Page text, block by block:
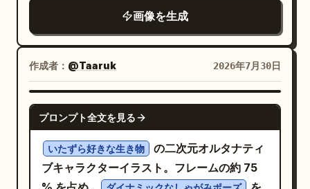
しを使用してください。 スタイル：洗練され
た日本の少女漫画／マンガ風のイラスト、柔
らかなグラデーション、繊細な線画、魅力的
なキャラクター描写、ほのかな赤らみ、温か
みのある室内照明、表情豊かな顔立ち、縦書
きの日本語吹き出し。セリフは読みやすく日
本語で記載し、絵コンテの元のテキストを可
能な限り使用してください。 制約事項：プレ
ースホルダーの枠や構成用のラベルは残さな
いでください。コマを勝手に追加しないでく
波打つような腹の音で「ぐぅ〜」、左側に白
い不規則な吹き出しで「小腹…すいた…」と
入れる。 2 コマ目：紫色の背景に、ハンサム
な悪魔の男性のバストアップ。非常に長い白
髪、青白い肌、黒い曲がった角、優雅で鋭い
目つき、唇に指を添えた挑発的な表情。黒い
シャツ、茶色のベスト、オレンジ色のネクタ
イまたはコードのアクセント、小さなオレン
ジ色のポケットチーフを着用。悪魔のモチー
用いた、自信に満ちた黒いインクの輪郭線を
使用してください。フラットで不透明な色
面、形状ごとに 1 つのハードエッジなセルシ
ェーディング、まばらな鉛筆のハッチング、
わずかなインクの揺れ、わずかな色ズレ、そ
して控えめな使い古された紙の質感を取り入
トを使用し、すべての色を明確に分離し、適
度な彩度を保ってください。キャラクターを
反射で光っているかのように、柔らかい光の
拡散効果を伴う非常に明るい白で描かれ、目
は隠れています。画面右側には緑色の手が上
がり、人差し指でメガネのブリッジを押し上
げるような、賢そうでドヤ顔の仕草をしてい
ます。キャラクターは、下部に見えるシンプ
ルな 明るい青 のシャツを着ています。太く
不均一な黒いスケッチ風の輪郭線、シンプル
なフラットなカートゥーン調の塗り、顔と手
画像を生成
作成者： @Taaruk 2026年7月30日
GPT IMAGE 2
プロンプト全文を見る
いたずら好きな生き物
の二次元オルタナティ
ブキャラクターイラスト。フレームの約 75